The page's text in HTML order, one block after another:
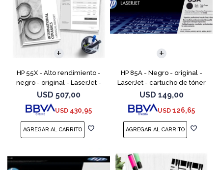
HP 55X - Alto rendimiento -
negro - original - LaserJet -
cartucho de tóner (CE255X) -
para LaserJet Enterprise MFP
M525; LaserJ
USD 507,00
USD 430,95
HP 85A - Negro - original -
LaserJet - cartucho de tóner
(CE285A) - para LaserJet Pro
M1132 MFP, M1212nf MFP,
M1217nfw MFP, P110
USD 149,00
USD 126,65